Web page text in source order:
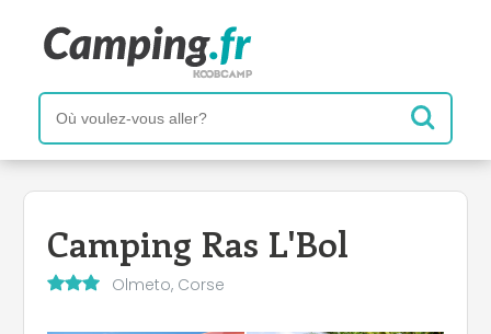
Camping Ras L'Bol
Olmeto, Corse